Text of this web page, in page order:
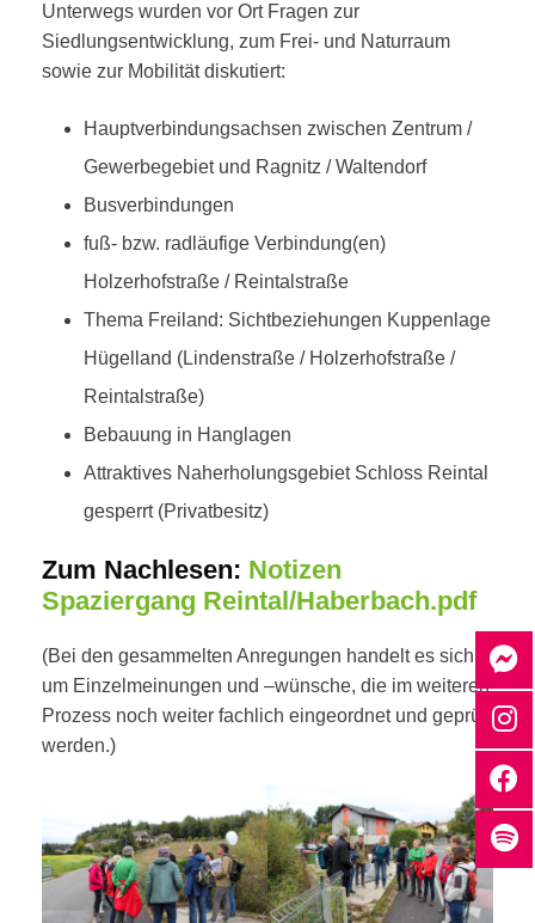
Unterwegs wurden vor Ort Fragen zur
Siedlungsentwicklung, zum Frei- und Naturraum
sowie zur Mobilität diskutiert:
Hauptverbindungsachsen zwischen Zentrum /
Gewerbegebiet und Ragnitz / Waltendorf
Busverbindungen
fuß- bzw. radläufige Verbindung(en)
Holzerhofstraße / Reintalstraße
Thema Freiland: Sichtbeziehungen Kuppenlage
Hügelland (Lindenstraße / Holzerhofstraße /
Reintalstraße)
Bebauung in Hanglagen
Attraktives Naherholungsgebiet Schloss Reintal
gesperrt (Privatbesitz)
Zum Nachlesen: Notizen
Spaziergang Reintal/Haberbach.pdf
(Bei den gesammelten Anregungen handelt es sich
um Einzelmeinungen und –wünsche, die im weiteren
Prozess noch weiter fachlich eingeordnet und geprüft
werden.)